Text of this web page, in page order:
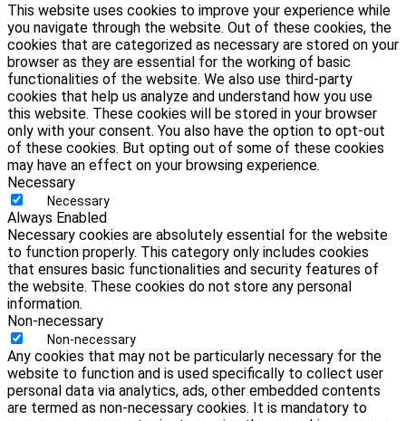
This website uses cookies to improve your experience while
you navigate through the website. Out of these cookies, the
cookies that are categorized as necessary are stored on your
browser as they are essential for the working of basic
functionalities of the website. We also use third-party
cookies that help us analyze and understand how you use
this website. These cookies will be stored in your browser
only with your consent. You also have the option to opt-out
of these cookies. But opting out of some of these cookies
may have an effect on your browsing experience.
Necessary
Necessary
Always Enabled
Necessary cookies are absolutely essential for the website
to function properly. This category only includes cookies
that ensures basic functionalities and security features of
the website. These cookies do not store any personal
information.
Non-necessary
Non-necessary
Any cookies that may not be particularly necessary for the
website to function and is used specifically to collect user
personal data via analytics, ads, other embedded contents
are termed as non-necessary cookies. It is mandatory to